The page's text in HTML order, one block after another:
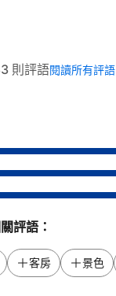
則評語閱讀所有評語
評語：
客房 景色